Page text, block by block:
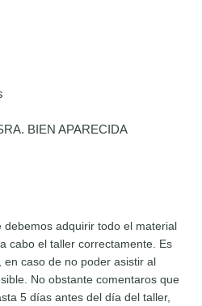
BIEN APARECIDA
debemos adquirir todo el material
cabo el taller correctamente. Es
caso de no poder asistir al
No obstante comentaros que
5 días antes del día del taller,